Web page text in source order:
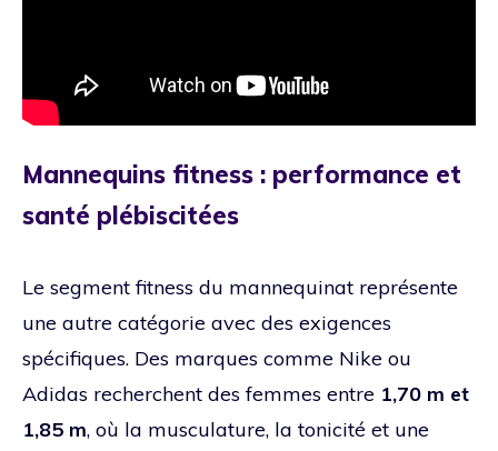
Mannequins fitness : performance et
santé plébiscitées
Le segment fitness du mannequinat représente
une autre catégorie avec des exigences
spécifiques. Des marques comme Nike ou
Adidas recherchent des femmes entre 1,70 m et
1,85 m, où la musculature, la tonicité et une